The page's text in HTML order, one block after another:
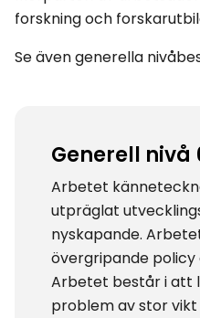
forskning och
Se även generella
Generell nivå
Arbetet
utpräglat
nyskapande.
övergripande
Arbetet består i att
problem av stor